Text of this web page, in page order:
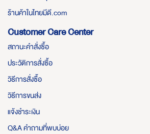
ร้านค้าในไทยมีดี.com
Customer Care Center
สถานะคำสั่งซื้อ
ประวัติการสั่งซื้อ
วิธีการสั่งซื้อ
วิธีการขนส่ง
แจ้งชำระเงิน
Q&A คำถามที่พบบ่อย